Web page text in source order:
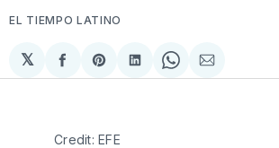
EL TIEMPO LATINO
𝕏
Compartir
en
Share
on
Compartir
en
Share
on
Compartir
via
Credit: EFE